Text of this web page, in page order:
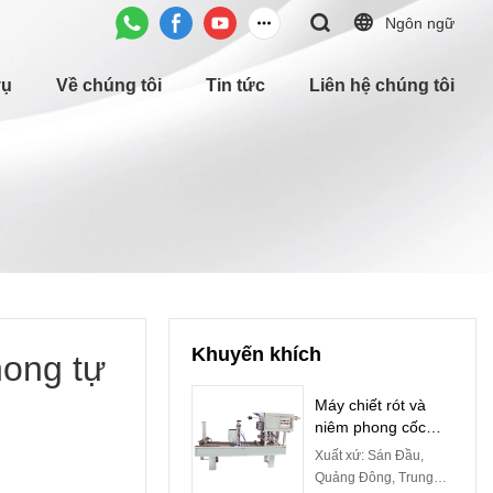
Ngôn ngữ
Về chúng tôi Tin tức Liên hệ chúng tôi
tự
Khuyến khích
Máy chiết rót và
niêm phong cốc
quay tự động
Xuất xứ: Sán Đầu,
Quảng Đông, Trung